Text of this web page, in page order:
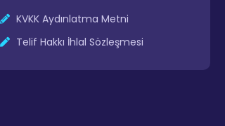
KVKK Aydınlatma Metni
Telif Hakkı İhlal Sözleşmesi